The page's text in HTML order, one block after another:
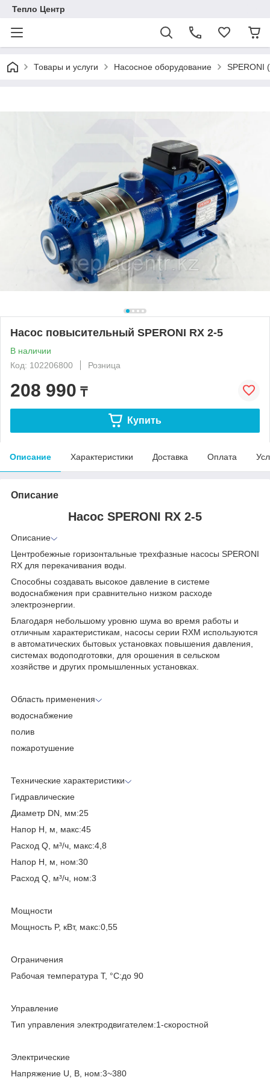
Тепло Центр
Товары и услуги Насосное оборудование SPERONI
Насос повысительный SPERONI RX 2-5
В наличии
Код: 102206800
Розница
208 990 ₸
Купить
Описание Характеристики Доставка Оплата
Описание
Насос SPERONI RX 2-5
Описание
Центробежные горизонтальные трехфазные насосы SPERONI
RX для перекачивания воды.
Способны создавать высокое давление в системе
водоснабжения при сравнительно низком расходе
электроэнергии.
Благодаря небольшому уровню шума во время работы и
отличным характеристикам, насосы серии RXM используются
в автоматических бытовых установках повышения давления,
системах водоподготовки, для орошения в сельском
хозяйстве и других промышленных установках.
Область применения
водоснабжение
полив
пожаротушение
Технические характеристики
Гидравлические
Диаметр DN, мм:25
Напор H, м, макс:45
Расход Q, м³/ч, макс:4,8
Напор H, м, ном:30
Расход Q, м³/ч, ном:3
Мощности
Мощность P, кВт, макс:0,55
Ограничения
Рабочая температура T, °C:до 90
Управление
Тип управления электродвигателем:1-скоростной
Электрические
Напряжение U, В, ном:3~380